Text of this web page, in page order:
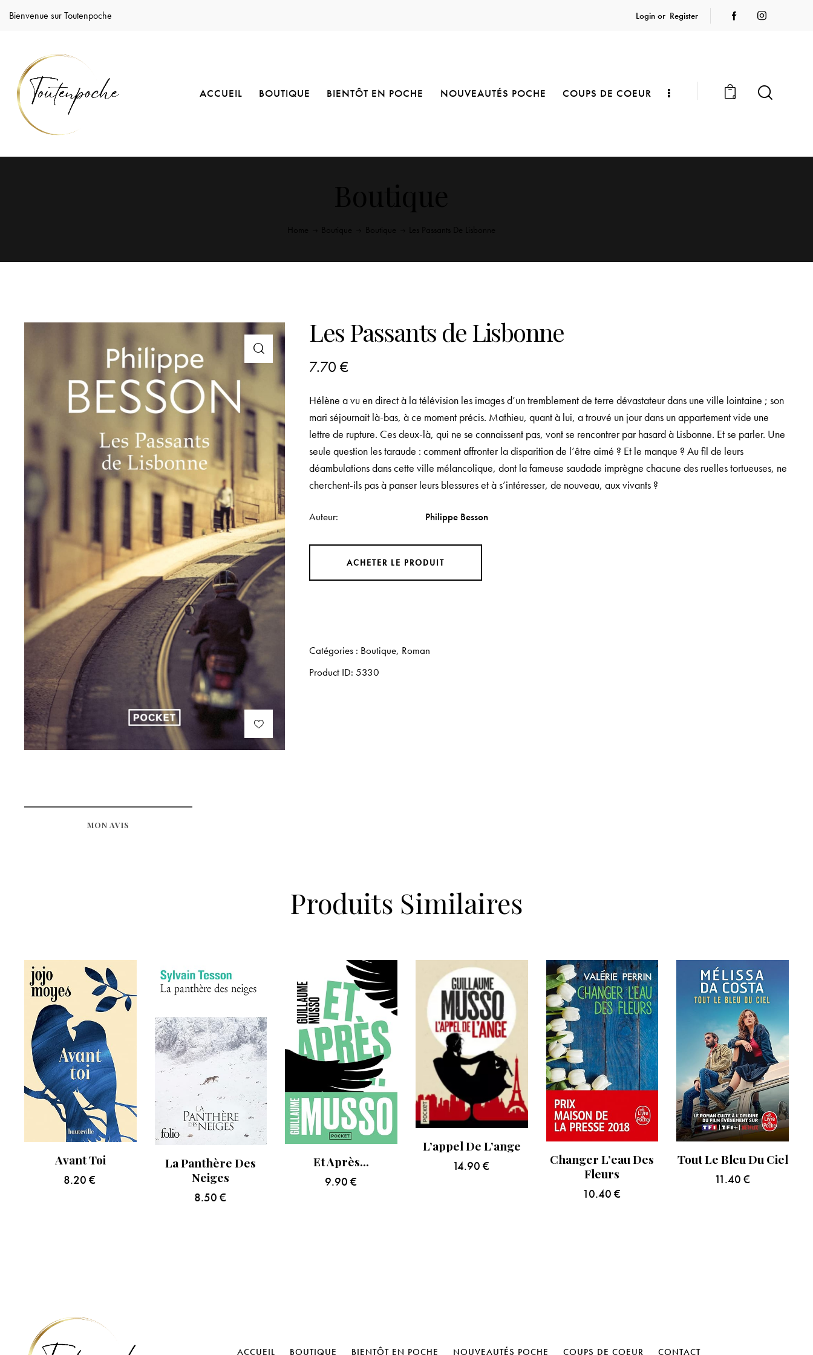
Bienvenue sur Toutenpoche Login or Register
ACCUEIL BOUTIQUE BIENTÔT EN POCHE NOUVEAUTÉS POCHE COUPS DE COEUR 0
Les Passants de Lisbonne
7.70€
Hélène a vu en direct à la télévision les images d’un tremblement de terre dévastateur dans une ville lointaine ; son
mari séjournait là-bas, à ce moment précis. Mathieu, quant à lui, a trouvé un jour dans un appartement vide une
lettre de rupture. Ces deux-là, qui ne se connaissent pas, vont se rencontrer par hasard à Lisbonne. Et se parler. Une
seule question les taraude : comment affronter la disparition de l’être aimé ? Et le manque ? Au fil de leurs
déambulations dans cette ville mélancolique, dont la fameusesaudade imprègne chacune des ruelles tortueuses, ne
cherchent-ils pas à panser leurs blessures et à s’intéresser, de nouveau, aux vivants ?
Auteur Philippe Besson
ACHETER LE PRODUIT
Catégories : Boutique, Roman
Product ID:5330
MON AVIS
Produits Similaires
Avant Toi
8.20€
La Panthère Des
Neiges
8.50 €
Et Après…
9.90 €
L’appel De L’ange
14.90€
Changer L’eau Des
Fleurs
10.40 €
Tout Le Bleu Du Ciel
11.40 €
ACCUEIL BOUTIQUE BIENTÔT EN POCHE NOUVEAUTÉS POCHE COUPS DE COEUR CONTACT